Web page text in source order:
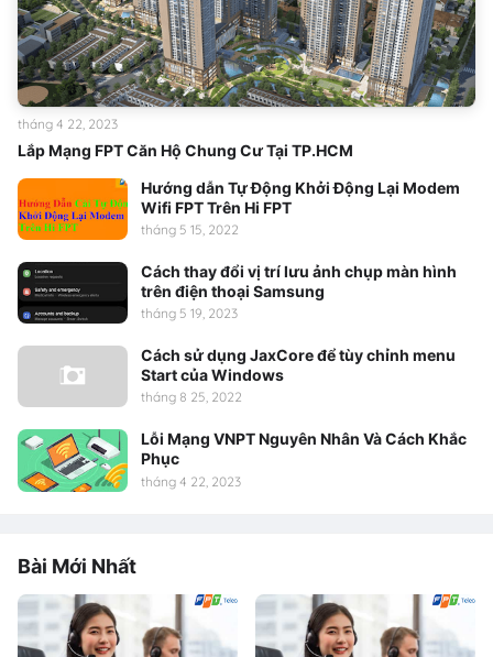
Lắp Mạng FPT Căn Hộ Chung Cư Tại TP.HCM
tháng 4 22, 2023
Hướng dẫn Tự Động Khởi Động Lại Modem
Wifi FPT Trên Hi FPT
tháng 5 15, 2022
Cách thay đổi vị trí lưu ảnh chụp màn hình
trên điện thoại Samsung
tháng 5 19, 2023
Cách sử dụng JaxCore để tùy chỉnh menu
Start của Windows
tháng 8 25, 2022
Lỗi Mạng VNPT Nguyên Nhân Và Cách Khắc
Phục
tháng 4 22, 2023
Bài Mới Nhất